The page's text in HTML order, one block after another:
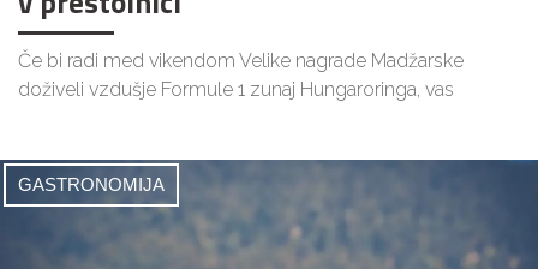
Če bi radi med vikendom Velike nagrade Madžarske
doživeli vzdušje Formule 1 zunaj Hungaroringa, vas
GASTRONOMIJA